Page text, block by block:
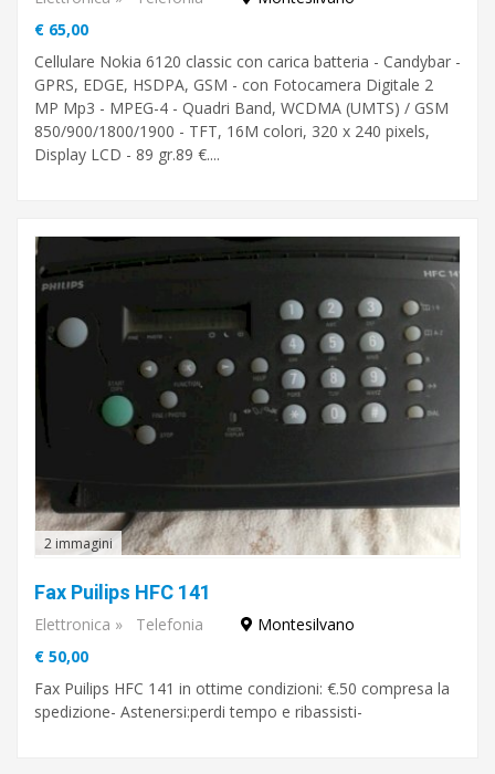
€ 65,00
Cellulare Nokia 6120 classic con carica batteria - Candybar -
GPRS, EDGE, HSDPA, GSM - con Fotocamera Digitale 2
MP Mp3 - MPEG-4 - Quadri Band, WCDMA (UMTS) / GSM
850/900/1800/1900 - TFT, 16M colori, 320 x 240 pixels,
Display LCD - 89 gr.89 €....
2 immagini
Fax Puilips HFC 141
Elettronica » Telefonia
Montesilvano
€ 50,00
Fax Puilips HFC 141 in ottime condizioni: €.50 compresa la
spedizione- Astenersi:perdi tempo e ribassisti-